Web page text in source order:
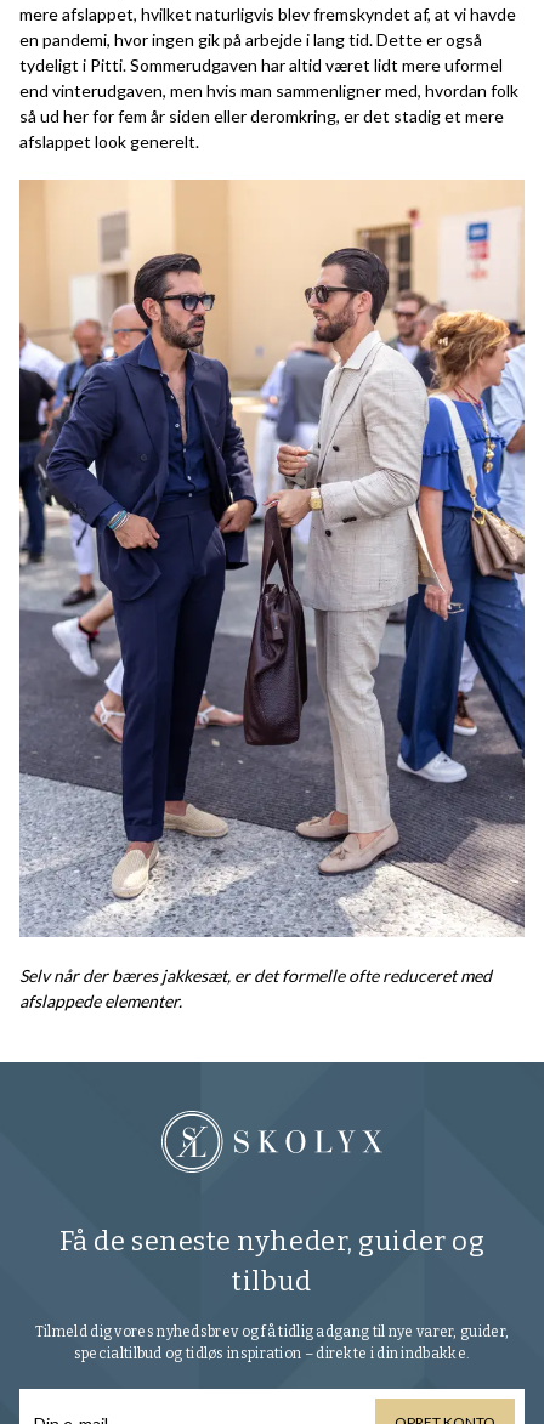
mere afslappet, hvilket naturligvis blev fremskyndet af, at vi havde
en pandemi, hvor ingen gik på arbejde i lang tid. Dette er også
tydeligt i Pitti. Sommerudgaven har altid været lidt mere uformel
end vinterudgaven, men hvis man sammenligner med, hvordan folk
så ud her for fem år siden eller deromkring, er det stadig et mere
afslappet look generelt.
Selv når der bæres jakkesæt, er det formelle ofte reduceret med
afslappede elementer.
Få de seneste nyheder, guider og
tilbud
Tilmeld dig vores nyhedsbrev og få tidlig adgang til nye varer, guider,
specialtilbud og tidløs inspiration – direkte i din indbakke.